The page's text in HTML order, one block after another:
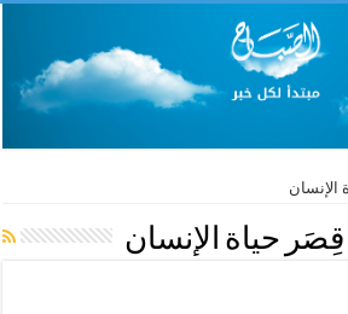
الإنسان
قِصَر حياة الإنسان